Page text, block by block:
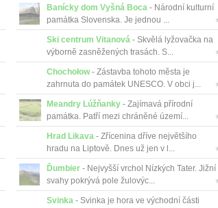
Banícky dom Vyšná Boca- Národní kulturní
památka Slovenska. Je jednou ...
Ski centrum Vitanová- Skvělá lyžovačka na
výborně zasněžených trasách. S...
Chochołow- Zástavba tohoto města je
zahrnuta do památek UNESCO. V obci j...
Meandry Lúžňanky- Zajímavá přírodní
památka. Patří mezi chráněné území...
Hrad Likava- Zřícenina dříve největšího
hradu na Liptově. Dnes už jen v l...
Ďumbier- Nejvyšší vrchol Nízkých Tater. Jižní
svahy pokrývá pole žulovýc...
Svinka- Svinka je hora ve východní části